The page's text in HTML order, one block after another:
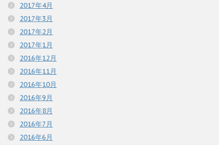
2017年4月
2017年3月
2017年2月
2017年1月
2016年12月
2016年11月
2016年10月
2016年9月
2016年8月
2016年7月
2016年6月